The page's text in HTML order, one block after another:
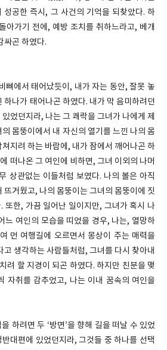
성공한 즉시, 그 사건의 기억을 되찾았다. 하
아가기 전에, 예방 조치를 취하느라고, 베개
싸곤 하였다.
뼈에서 태어났듯이, 내가 자는 동안, 잘못 놓
하나가 태어나곤 하였다. 내가 막 음미하려던
었던지라, 나는 그 쾌락을 그녀가 나에게 제
몸뚱이에서 내 자신의 열기를 느낀 나의 몸
지려 하는 바람에, 내가 잠에서 깨어나곤 하
떠나온 그 여인에 비하면, 그녀 이외의 나머
상관없는 이들처럼 보였다. 나의 볼은 아직
뜨거웠고, 나의 몸뚱이는 그녀의 몸뚱이에 짓
또한, 가끔 일어난 일이지만, 그녀가 혹시 나
느 여인의 모습을 띠었을 경우, 나는, 열망하
먼 여행길에 오르면서 몽상이 주는 매력을
고 생각하는 사람들처럼, 그녀를 다시 찾아내
려 할 지경이 되곤 하였다. 하지만 친분을 맺
자취를 감추었고, 나는 이내 꿈속의 여인을
하려면 두 ‘방면’을 향해 길을 떠날 수 있었
대편에 있었던지라, 그것들 중 하나를 선택